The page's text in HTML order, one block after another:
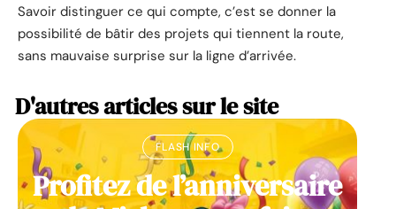
Savoir distinguer ce qui compte, c’est se donner la
possibilité de bâtir des projets qui tiennent la route,
sans mauvaise surprise sur la ligne d’arrivée.
D'autres articles sur le site
FLASH INFO
Profitez de l’anniversaire